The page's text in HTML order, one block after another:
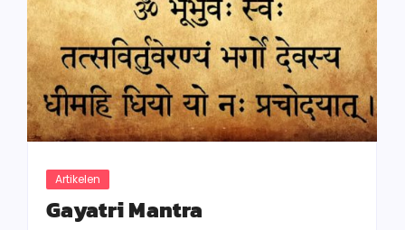
Artikelen
Gayatri Mantra